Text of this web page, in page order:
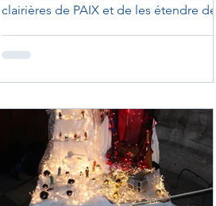
clairières de PAIX et de les étendre de